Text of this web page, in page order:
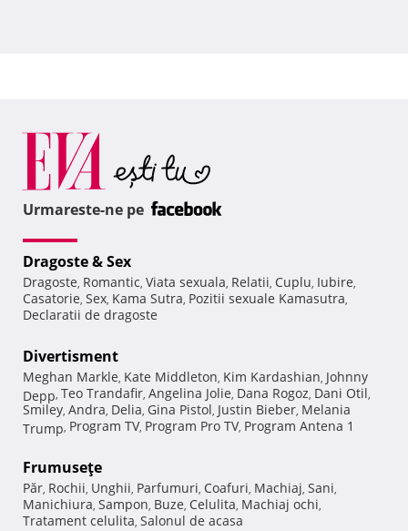
Urmareste-ne pe
Dragoste & Sex
Dragoste, Romantic, Viata sexuala, Relatii, Cuplu, Iubire,
Casatorie, Sex, Kama Sutra, Pozitii sexuale Kamasutra,
Declaratii de dragoste
Divertisment
Meghan Markle, Kate Middleton, Kim Kardashian, Johnny
Depp, Teo Trandafir, Angelina Jolie, Dana Rogoz, Dani Otil,
Smiley, Andra, Delia, Gina Pistol, Justin Bieber, Melania
Trump, Program TV, Program Pro TV, Program Antena 1
Frumuseţe
Păr, Rochii, Unghii, Parfumuri, Coafuri, Machiaj, Sani,
Manichiura, Sampon, Buze, Celulita, Machiaj ochi,
Tratament celulita, Salonul de acasa